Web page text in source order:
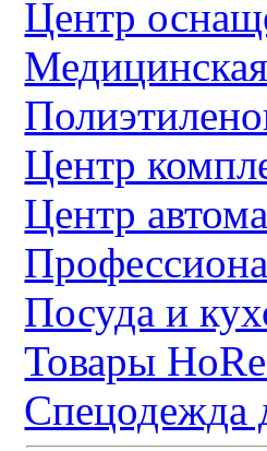
Центр
Центр
Центр
Посуда и
Товары
Спецодежда